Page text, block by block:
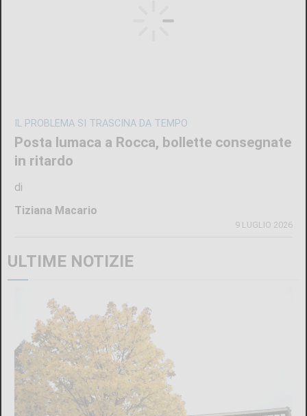
IL PROBLEMA SI TRASCINA DA TEMPO
Posta lumaca a Rocca, bollette consegnate
in ritardo
di
Tiziana Macario
9 LUGLIO 2026
ULTIME NOTIZIE